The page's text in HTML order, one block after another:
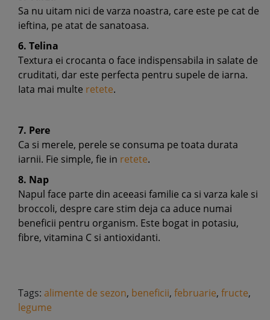
Sa nu uitam nici de varza noastra, care este pe cat de
ieftina, pe atat de sanatoasa.
6. Telina
Textura ei crocanta o face indispensabila in salate de
cruditati, dar este perfecta pentru supele de iarna.
Iata mai multe retete.
7. Pere
Ca si merele, perele se consuma pe toata durata
iarnii. Fie simple, fie in retete.
8. Nap
Napul face parte din aceeasi familie ca si varza kale si
broccoli, despre care stim deja ca aduce numai
beneficii pentru organism. Este bogat in potasiu,
fibre, vitamina C si antioxidanti.
Tags: alimente de sezon, beneficii, februarie, fructe,
legume